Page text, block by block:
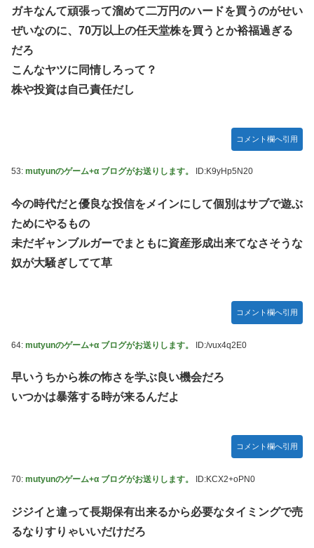
ガキなんて頑張って溜めて二万円のハードを買うのがせい
ぜいなのに、70万以上の任天堂株を買うとか裕福過ぎる
だろ
こんなヤツに同情しろって？
株や投資は自己責任だし
コメント欄へ引用
53: mutyunのゲーム+α ブログがお送りします。 ID:K9yHp5N20
今の時代だと優良な投信をメインにして個別はサブで遊ぶ
ためにやるもの
未だギャンブルガーでまともに資産形成出来てなさそうな
奴が大騒ぎしてて草
コメント欄へ引用
64: mutyunのゲーム+α ブログがお送りします。 ID:/vux4q2E0
早いうちから株の怖さを学ぶ良い機会だろ
いつかは暴落する時が来るんだよ
コメント欄へ引用
70: mutyunのゲーム+α ブログがお送りします。 ID:KCX2+oPN0
ジジイと違って長期保有出来るから必要なタイミングで売
るなりすりゃいいだけだろ